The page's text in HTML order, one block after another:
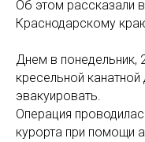
Об этом рассказали
Краснодарскому
Днем в понедельник,
кресельной
эвакуировать.
Операция
курорта при помощи